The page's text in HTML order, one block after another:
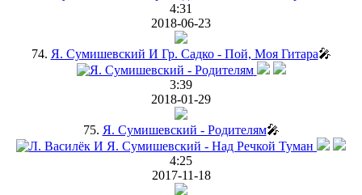
4:31
2018-06-23
74. Я. Сумишевский И Гр. Садко - Пой, Моя Гитара🎤
3:39
2018-01-29
75. Я. Сумишевский - Родителям🎤
4:25
2017-11-18